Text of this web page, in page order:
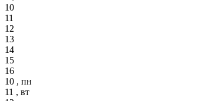
10
11
12
13
14
15
16
10 , пн
11 , вт